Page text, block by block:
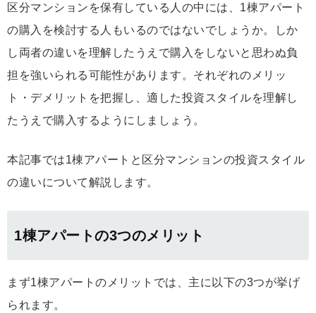
区分マンションを保有している人の中には、1棟アパート
の購入を検討する人もいるのではないでしょうか。しか
し両者の違いを理解したうえで購入をしないと思わぬ負
担を強いられる可能性があります。それぞれのメリッ
ト・デメリットを把握し、適した投資スタイルを理解し
たうえで購入するようにしましょう。
本記事では1棟アパートと区分マンションの投資スタイル
の違いについて解説します。
1棟アパートの3つのメリット
まず1棟アパートのメリットでは、主に以下の3つが挙げ
られます。